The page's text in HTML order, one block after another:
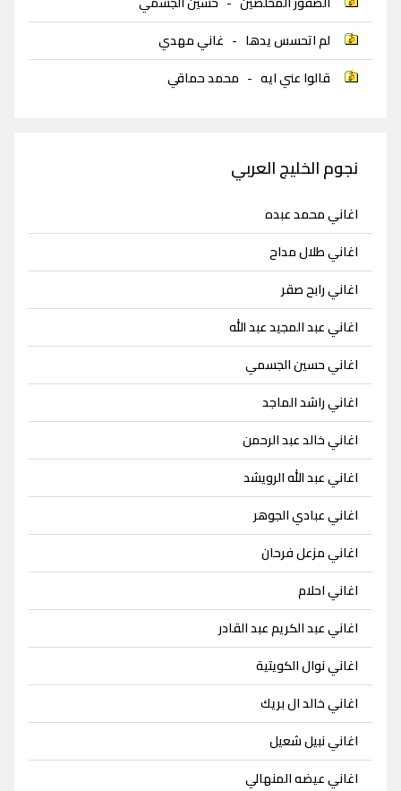
لم اتحسس يدها - غاني مهدي
قالوا عني ايه - محمد حماقي
نجوم الخليج العربي
اغاني محمد عبده
اغاني طلال مداح
اغاني رابح صقر
اغاني عبد المجيد عبد الله
اغاني حسين الجسمي
اغاني راشد الماجد
اغاني خالد عبد الرحمن
اغاني عبد الله الرويشد
اغاني عبادي الجوهر
اغاني مزعل فرحان
اغاني احلام
اغاني عبد الكريم عبد القادر
اغاني نوال الكويتية
اغاني خالد ال بريك
اغاني نبيل شعيل
اغاني عيضه المنهالي